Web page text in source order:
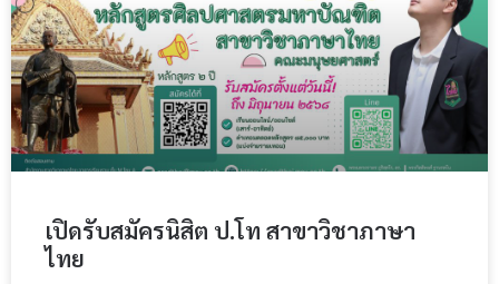
เปิดรับสมัครนิสิต ป.โท สาขาวิชาภาษา
ไทย